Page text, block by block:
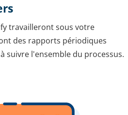
travailleront sous votre
des rapports périodiques
suivre l'ensemble du processus.